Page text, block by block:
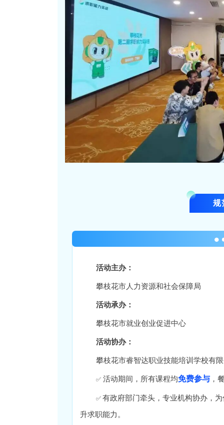
规
活动主办：
攀枝花市人力资源和社会保障局
活动承办：
攀枝花市就业创业促进中心
活动协办：
攀枝花市睿智达职业技能培训学校有
✅活动期间，所有课程均免费参与，
✅ 有政府部门牵头，专业机构协办，
升求职能力。